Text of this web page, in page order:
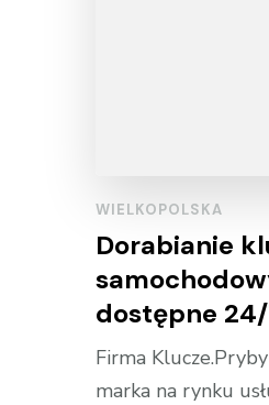
WIELKOPOLSKA
Dorabianie
dostępne
Firma
marka na rynku